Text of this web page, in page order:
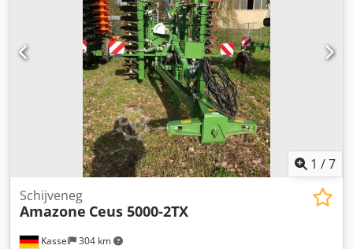
1 /7
Kassel 304 km
Schijveneg
Amazone Ceus 5000-2TX